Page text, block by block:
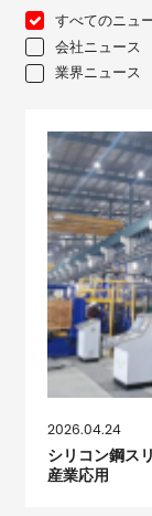
すべてのニュ
会社ニュース
業界ニュース
2026.04.24
シリコン鋼ス
産業応用